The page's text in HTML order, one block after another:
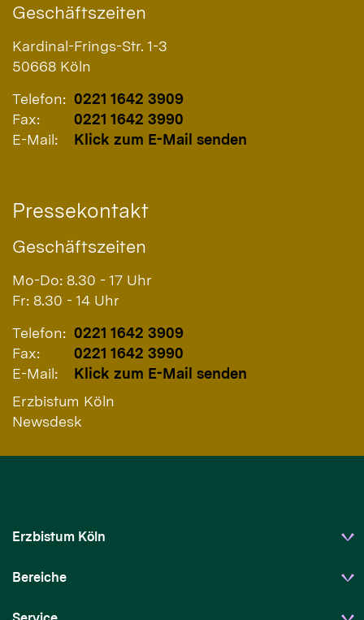
Geschäftszeiten
Kardinal-Frings-Str. 1-3
50668 Köln
Telefon: 0221 1642 3909
Fax:
0221 1642 3990
E-Mail:
Klick zum E-Mail senden
Pressekontakt
Geschäftszeiten
Mo-Do: 8.30 - 17 Uhr
Fr: 8.30 - 14 Uhr
Telefon: 0221 1642 3909
Fax:
0221 1642 3990
E-Mail:
Klick zum E-Mail senden
Erzbistum Köln
Newsdesk
Erzbistum Köln
Bereiche